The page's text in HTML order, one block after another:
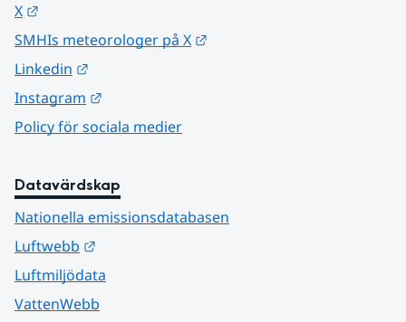
X
SMHIs meteorologer på X
Linkedin
Instagram
Policy för sociala medier
Datavärdskap
Nationella emissionsdatabasen
Luftwebb
Luftmiljödata
VattenWebb